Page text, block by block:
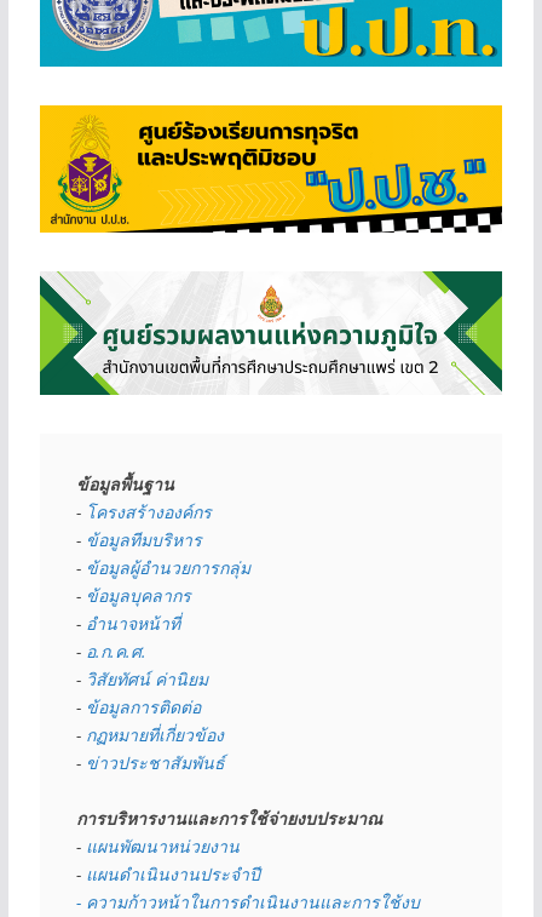
ข้อมูลพื้นฐาน
- โครงสร้างองค์กร
- ข้อมูลทีมบริหาร
- ข้อมูลผู้อำนวยการกลุ่ม
- ข้อมูลบุคลากร
- อำนาจหน้าที่
- อ.ก.ค.ศ.
- วิสัยทัศน์ ค่านิยม
- ข้อมูลการติดต่อ
- กฏหมายที่เกี่ยวข้อง
- ข่าวประชาสัมพันธ์
การบริหารงานและการใช้จ่ายงบประมาณ
- แผนพัฒนาหน่วยงาน
- แผนดำเนินงานประจำปี
- ความก้าวหน้าในการดำเนินงานและการใช้งบ